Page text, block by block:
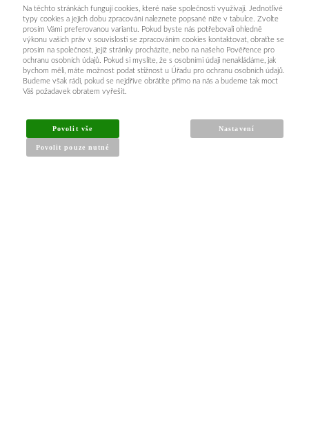
Na těchto stránkách fungují cookies, které naše společnosti využívají. Jednotlivé
typy cookies a jejich dobu zpracování naleznete popsané níže v tabulce. Zvolte
prosím Vámi preferovanou variantu. Pokud byste nás potřebovali ohledně
výkonu vašich práv v souvislosti se zpracováním cookies kontaktovat, obraťte se
prosím na společnost, jejíž stránky procházíte, nebo na našeho Pověřence pro
ochranu osobních údajů. Pokud si myslíte, že s osobními údaji nenakládáme, jak
bychom měli, máte možnost podat stížnost u Úřadu pro ochranu osobních údajů.
Budeme však rádi, pokud se nejdříve obrátíte přímo na nás a budeme tak moct
Váš požadavek obratem vyřešit.
Povolit vše
Povolit pouze nutné
Nastavení